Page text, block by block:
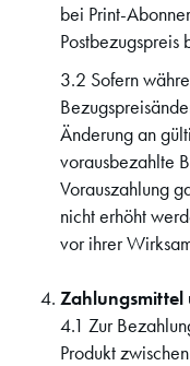
bei Print-
Postbezugspreis
3.2 Sofern
Änderung an
vorausbezahlte
Vorauszahlung
nicht erhöht
vor ihrer
Zahlungsmittel
4.1 Zur
Produkt